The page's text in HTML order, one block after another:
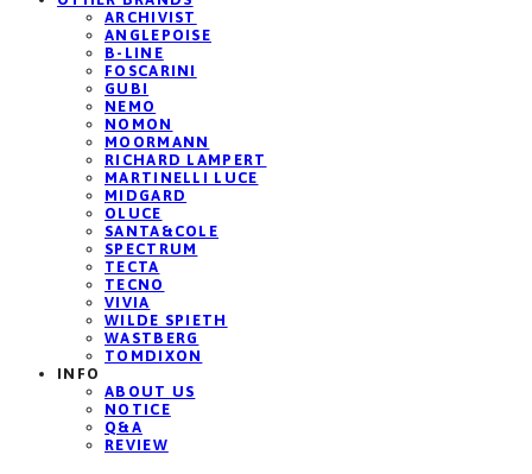
ARCHIVIST
ANGLEPOISE
B-LINE
FOSCARINI
GUBI
NEMO
NOMON
MOORMANN
RICHARD LAMPERT
MARTINELLI LUCE
MIDGARD
OLUCE
SANTA&COLE
SPECTRUM
TECTA
TECNO
VIVIA
WILDE SPIETH
WASTBERG
TOMDIXON
INFO
ABOUT US
NOTICE
Q&A
REVIEW